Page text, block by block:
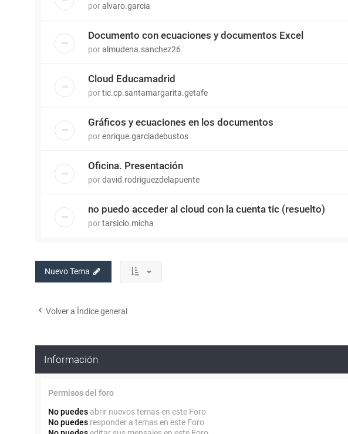
poralvaro.garcia
Documento con ecuaciones y documentos Excel
poralmudena.sanchez26
Cloud Educamadrid
portic.cp.santamargarita.getafe
Gráficos y ecuaciones en los documentos
porenrique.garciadebustos
Oficina. Presentación
pordavid.rodriguezdelapuente
no puedo acceder al cloud con la cuenta tic (resuelto)
portarsicio.micha
Nuevo Tema
Volver a Índice general
Información
Permisos del foro
No puedes abrir nuevos temas en este Foro
No puedes responder a temas en este Foro